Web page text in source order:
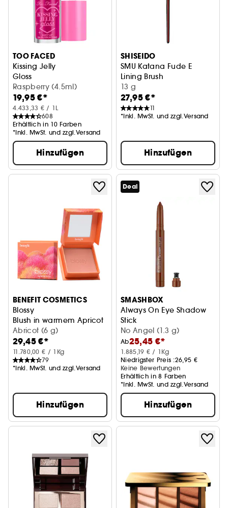
TOO FACED
Kissing Jelly
Gloss
Raspberry (4.5ml)
19,95 €*
4.433,33 € / 1L
608
Erhältlich in 10 Farben
*Inkl. MwSt. und zzgl.Versand
Hinzufügen
SHISEIDO
SMU Katana Fude E
Lining Brush
Augenmakeup-Pinsel
13 g
27,95 €*
11
*Inkl. MwSt. und zzgl.Versand
Hinzufügen
BENEFIT COSMETICS
Blossy
Blush in warmem Apricot
Abricot (6 g)
29,45 €*
11.780,00 € / 1Kg
79
*Inkl. MwSt. und zzgl.Versand
Hinzufügen
Deal
SMASHBOX
Always On Eye Shadow
Stick
Eye shadow stick
No Angel (1.3 g)
Ab25,45 €*
1.885,19 € / 1Kg
Niedrigster Preis :26,95 €
Keine Bewertungen
Erhältlich in 8 Farben
*Inkl. MwSt. und zzgl.Versand
Hinzufügen